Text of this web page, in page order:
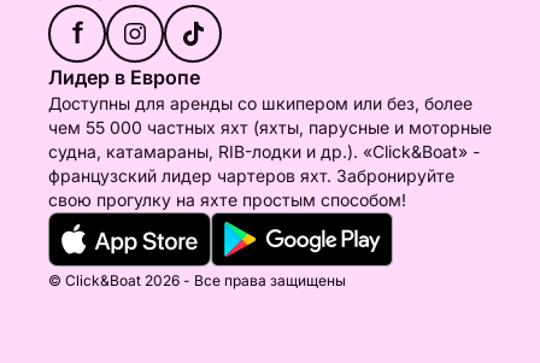
f
Лидер в Европе
Доступны для аренды со шкипером или без, более
чем 55 000 частных яхт (яхты, парусные и моторные
судна, катамараны, RIB-лодки и др.). «Click&Boat» -
французский лидер чартеров яхт. Забронируйте
свою прогулку на яхте простым способом!
© Click&Boat 2026 - Все права защищены